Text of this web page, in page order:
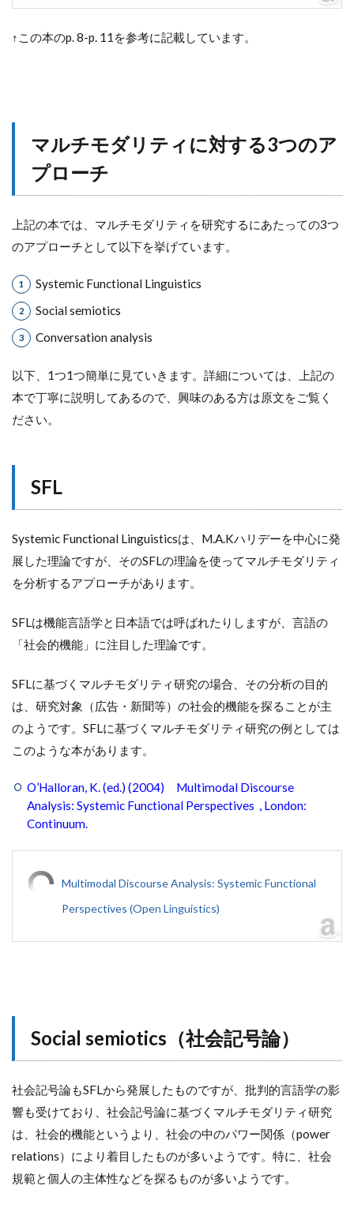
↑この本のp. 8-p. 11を参考に記載しています。
マルチモダリティに対する3つのア
プローチ
上記の本では、マルチモダリティを研究するにあたっての3つ
のアプローチとして以下を挙げています。
Systemic Functional Linguistics
Social semiotics
Conversation analysis
以下、1つ1つ簡単に見ていきます。詳細については、上記の
本で丁寧に説明してあるので、興味のある方は原文をご覧く
ださい。
SFL
Systemic Functional Linguisticsは、M.A.Kハリデーを中心に発
展した理論ですが、そのSFLの理論を使ってマルチモダリティ
を分析するアプローチがあります。
SFLは機能言語学と日本語では呼ばれたりしますが、言語の
「社会的機能」に注目した理論です。
SFLに基づくマルチモダリティ研究の場合、その分析の目的
は、研究対象（広告・新聞等）の社会的機能を探ることが主
のようです。SFLに基づくマルチモダリティ研究の例としては
このような本があります。
O’Halloran, K. (ed.) (2004) Multimodal Discourse
Analysis: Systemic Functional Perspectives , London:
Continuum.
Multimodal Discourse Analysis: Systemic Functional
Perspectives (Open Linguistics)
Social semiotics（社会記号論）
社会記号論もSFLから発展したものですが、批判的言語学の影
響も受けており、社会記号論に基づくマルチモダリティ研究
は、社会的機能というより、社会の中のパワー関係（power
relations）により着目したものが多いようです。特に、社会
規範と個人の主体性などを探るものが多いようです。